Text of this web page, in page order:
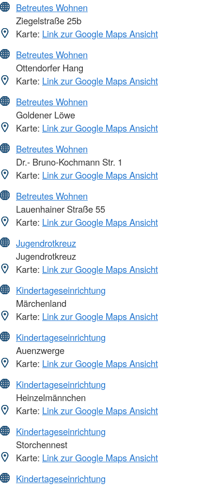
Betreutes Wohnen
Ziegelstraße 25b
Karte: Link zur Google Maps Ansicht
Betreutes Wohnen
Ottendorfer Hang
Karte: Link zur Google Maps Ansicht
Betreutes Wohnen
Goldener Löwe
Karte: Link zur Google Maps Ansicht
Betreutes Wohnen
Dr.- Bruno-Kochmann Str. 1
Karte: Link zur Google Maps Ansicht
Betreutes Wohnen
Lauenhainer Straße 55
Karte: Link zur Google Maps Ansicht
Jugendrotkreuz
Jugendrotkreuz
Karte: Link zur Google Maps Ansicht
Kindertageseinrichtung
Märchenland
Karte: Link zur Google Maps Ansicht
Kindertageseinrichtung
Auenzwerge
Karte: Link zur Google Maps Ansicht
Kindertageseinrichtung
Heinzelmännchen
Karte: Link zur Google Maps Ansicht
Kindertageseinrichtung
Storchennest
Karte: Link zur Google Maps Ansicht
Kindertageseinrichtung